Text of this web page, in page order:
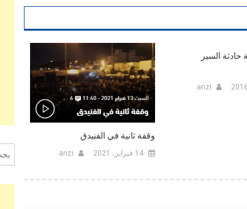
السير
anzi
وقفة ثانية في الفنيدق
14 فبراير، 2021 anzi